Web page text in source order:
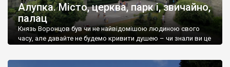
Алупка. Місто, церква, парк і, звичайно,
палац
Князь Воронцов був чи не найвідомішою людиною свого
часу, але давайте не будемо кривити душею – чи знали ви це